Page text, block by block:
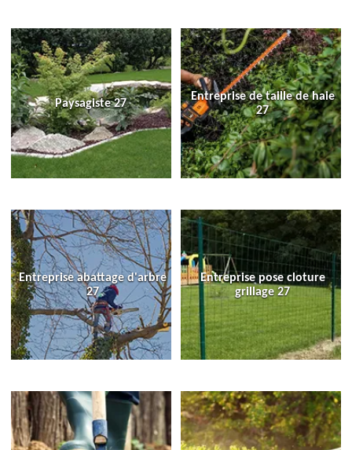
Paysagiste 27
Entreprise de taille de haie
27
Entreprise abattage d'arbre
27
Entreprise pose cloture
grillage 27